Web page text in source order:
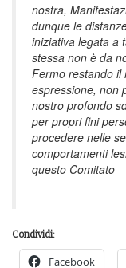
nostra,
dunque le
iniziativa legata a
stessa non è da
Fermo restando il
espressione, non
nostro profondo
per propri fini
procedere nelle
comportamenti
questo Comitato
Condividi:
Facebook